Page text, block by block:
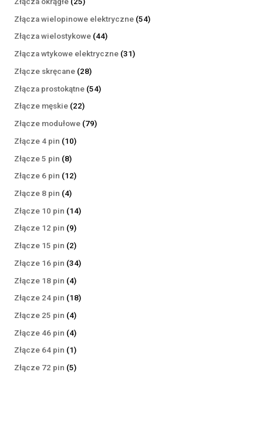
produktów
Złącza wielopinowe elektryczne 5454
Złącza wielostykowe 4444
produkty
Złącza wtykowe elektryczne 3131
Złącze skręcane 2828
produktów
Złącza prostokątne 5454
Złącze męskie 2222
produkty
Złącze modułowe 7979
Złącze 4 pin 1010
Złącze 5 pin 88
produktów
Złącze 6 pin 1212
Złącze 8 pin 44
produkty
Złącze 10 pin 1414
Złącze 12 pin 99
produktów
Złącze 15 pin 22
produkty
Złącze 16 pin 3434
Złącze 18 pin 44
produkty
Złącze 24 pin 1818
Złącze 25 pin 44
produkty
Złącze 46 pin 44
produkty
Złącze 64 pin 11
produkt
Złącze 72 pin 55